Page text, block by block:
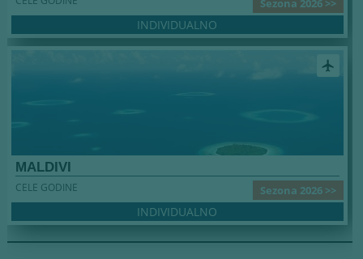
Sezona 2026 >>
INDIVIDUALNO
airplanemode_active
MALDIVI
Sezona 2026 >>
CELE GODINE
INDIVIDUALNO